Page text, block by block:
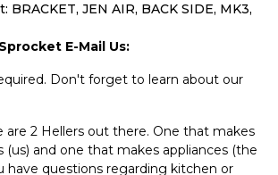
BRACKET, JEN AIR, BACK SIDE, MK3,
E-Mail Us:
Don't forget to learn about our
are 2 Hellers out there. One that makes
(us) and one that makes appliances (the
have questions regarding kitchen or